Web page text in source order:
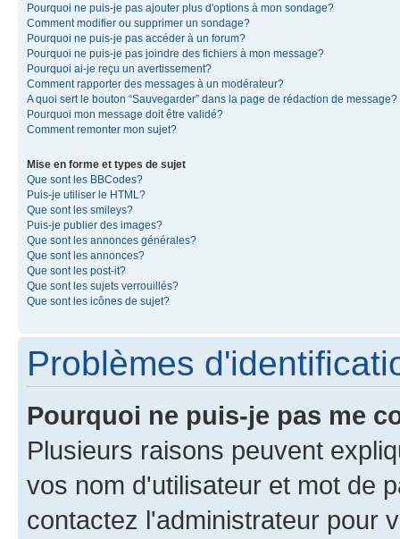
Pourquoi ne puis-je pas ajouter plus d'options à mon sondage?
Comment modifier ou supprimer un sondage?
Pourquoi ne puis-je pas accéder à un forum?
Pourquoi ne puis-je pas joindre des fichiers à mon message?
Pourquoi ai-je reçu un avertissement?
Comment rapporter des messages à un modérateur?
A quoi sert le bouton “Sauvegarder” dans la page de rédaction de message?
Pourquoi mon message doit être validé?
Comment remonter mon sujet?
Mise en forme et types de sujet
Que sont les BBCodes?
Puis-je utiliser le HTML?
Que sont les smileys?
Puis-je publier des images?
Que sont les annonces générales?
Que sont les annonces?
Que sont les post-it?
Que sont les sujets verrouillés?
Que sont les icônes de sujet?
Problèmes
Pourquoi ne puis-je pas me
Plusieurs raisons peuvent
vos nom d'utilisateur et mot de
contactez l'administrateur pour